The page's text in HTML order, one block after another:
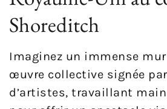
Shoreditch
Imaginez un immense mur
œuvre collective signée
d’artistes, travaillant